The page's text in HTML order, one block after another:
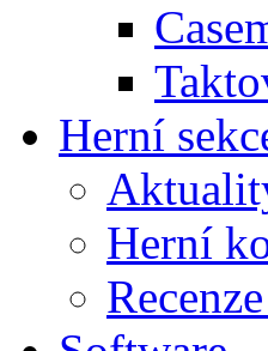
Herní
Herní